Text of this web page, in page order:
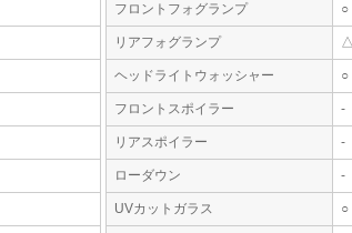
フロントフォグランプ ○
リアフォグランプ
ヘッドライトウォッシャー ○
フロントスポイラー -
リアスポイラー -
ローダウン -
UVカットガラス ○